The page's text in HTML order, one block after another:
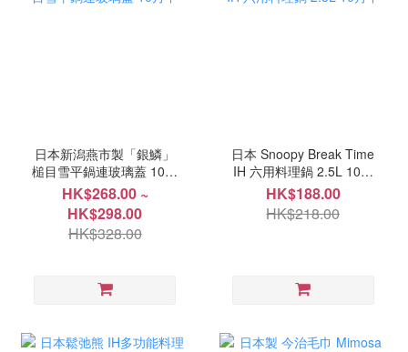
日本新潟燕市製「銀鱗」
槌目雪平鍋連玻璃蓋 10月
中
HK$268.00 ~
HK$298.00
HK$328.00
日本 Snoopy Break Time
IH 六用料理鍋 2.5L 10月
中
HK$188.00
HK$218.00